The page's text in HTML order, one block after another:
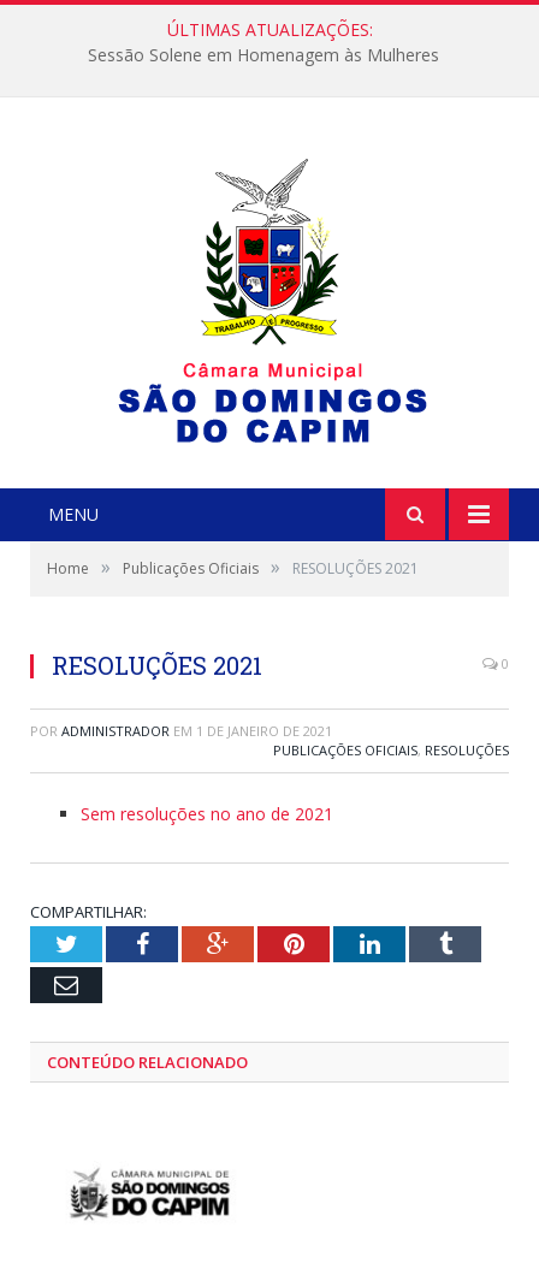
ÚLTIMAS ATUALIZAÇÕES:
Sessão Solene em Homenagem às Mulheres
MENU
Home » Publicações Oficiais » RESOLUÇÕES 2021
RESOLUÇÕES 2021 0
POR ADMINISTRADOR EM 1 DE JANEIRO DE 2021
PUBLICAÇÕES OFICIAIS, RESOLUÇÕES
Sem resoluções no ano de 2021
COMPARTILHAR:
TwitterFacebookGoogle+PinterestLinkedInTumblr
Email
CONTEÚDO RELACIONADO